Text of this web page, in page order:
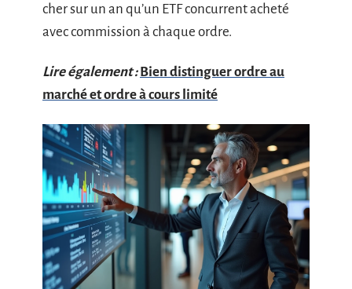
cher sur un an qu’un ETF concurrent acheté
avec commission à chaque ordre.
Lire également : Bien distinguer ordre au
marché et ordre à cours limité